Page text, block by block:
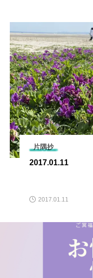
片隅抄
2017.01.11
2017.01.11